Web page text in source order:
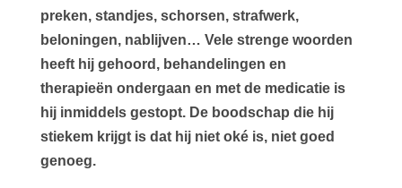
preken, standjes, schorsen, strafwerk,
beloningen, nablijven… Vele strenge woorden
heeft hij gehoord, behandelingen en
therapieën ondergaan en met de medicatie is
hij inmiddels gestopt. De boodschap die hij
stiekem krijgt is dat hij niet oké is, niet goed
genoeg.